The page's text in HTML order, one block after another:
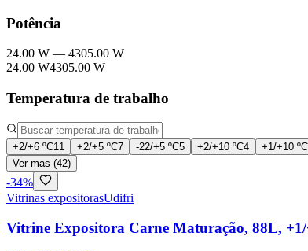
Potência
24.00 W — 4305.00 W
24.00 W4305.00 W
Temperatura de trabalho
+2/+6 ºC11 +2/+5 ºC7 -22/+5 ºC5 +2/+10 ºC4 +1/+10 ºC
Ver mas (42)
-34%
Vitrinas expositorasUdifri
Vitrine Expositora Carne Maturação, 88L, +1/